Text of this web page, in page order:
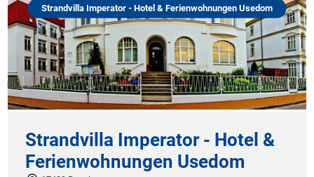
Strandvilla Imperator - Hotel & Ferienwohnungen Usedom
Strandvilla Imperator - Hotel &
Ferienwohnungen Usedom